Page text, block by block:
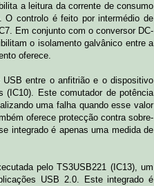
a leitura da corrente de consumo
controlo é feito por intermédio de
Em conjunto com o conversor DC-
o isolamento galvânico entre a
oferece.
USB entre o anfitrião e o dispositivo
Este comutador de potência
uma falha quando esse valor
oferece protecção contra sobre-
integrado é apenas uma medida de
pelo TS3USB221 (IC13), um
USB 2.0. Este integrado é